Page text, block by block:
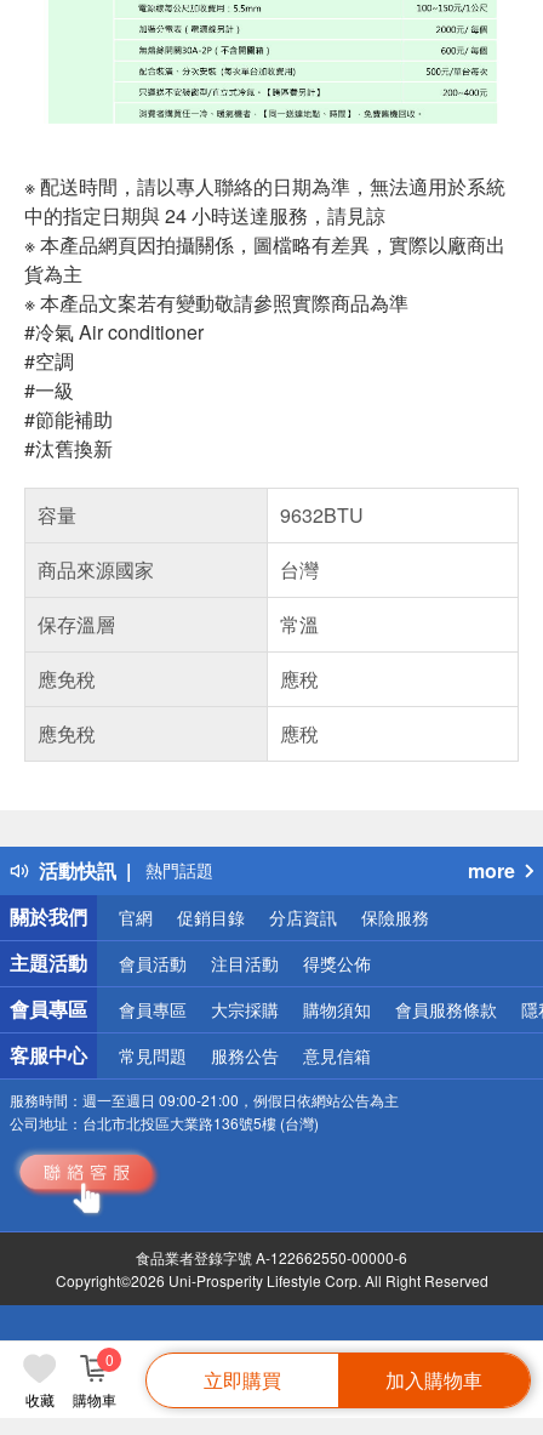
收藏 購物車
0
立即購買 加入購物車
※ 配送時間，請以專人聯絡的日期為準，無法適用於系統
中的指定日期與 24 小時送達服務，請見諒
※ 本產品網頁因拍攝關係，圖檔略有差異，實際以廠商出
貨為主
※ 本產品文案若有變動敬請參照實際商品為準
#冷氣 Air conditioner
#空調
#一級
#節能補助
#汰舊換新
容量
9632BTU
商品來源國家
台灣
保存溫層
常溫
應免稅
應稅
應免稅
應稅
活動快訊
得獎公告
熱門話題
銀行優惠
偏遠地區配送
詐騙網頁！請小心！
more
關於我們
官網 促銷目錄 分店資訊 保險服務
主題活動 會員活動 注目活動 得獎公佈
會員專區 會員專區 大宗採購 購物須知 會員服務條款 隱
客服中心 常見問題 服務公告 意見信箱
服務時間： 週一至週日 09:00-21:00，例假日依網站公告為主
公司地址： 台北市北投區大業路136號5樓 (台灣)
食品業者登錄字號 A-122662550-00000-6
Copyright©2026 Uni-Prosperity Lifestyle Corp. All Right Reserved